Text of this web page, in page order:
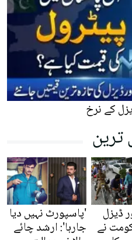
کے نرخ
ترین
ڈیزل
نے
'پاسپورٹ نہیں دیا
جارہا': ارشد چائے